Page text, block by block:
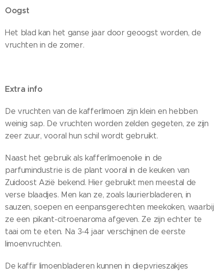
Oogst
Het blad kan het ganse jaar door geoogst worden, de
vruchten in de zomer.
Extra info
De vruchten van de kafferlimoen zijn klein en hebben
weinig sap. De vruchten worden zelden gegeten, ze zijn
zeer zuur, vooral hun schil wordt gebruikt.
Naast het gebruik als kafferlimoenolie in de
parfumindustrie is de plant vooral in de keuken van
Zuidoost Azië bekend. Hier gebruikt men meestal de
verse blaadjes. Men kan ze, zoals laurierbladeren, in
sauzen, soepen en eenpansgerechten meekoken, waarbij
ze een pikant-citroenaroma afgeven. Ze zijn echter te
taai om te eten. Na 3-4 jaar verschijnen de eerste
limoenvruchten.
De kaffir limoenbladeren kunnen in diepvrieszakjes